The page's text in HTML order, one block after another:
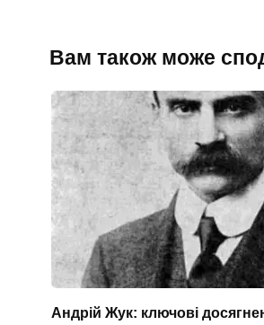
Вам також може
Андрій Жук: ключові